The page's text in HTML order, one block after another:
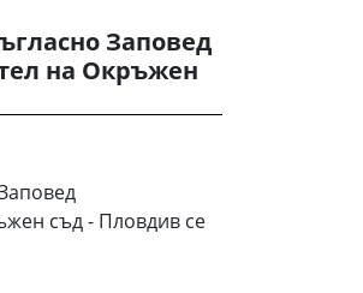
Заповед
на Окръжен
съд - Пловдив се